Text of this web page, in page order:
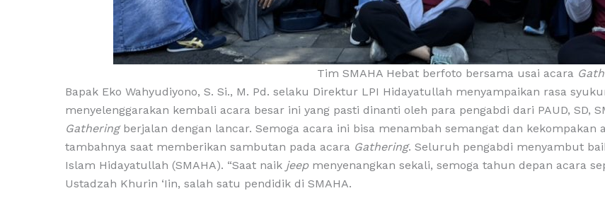
Tim SMAHA Hebat berfoto bersama usai acara
Bapak Eko Wahyudiyono, S. Si., M. Pd. selaku Direktur LPI Hidayatullah menyampaikan rasa
menyelenggarakan kembali acara besar ini yang pasti dinanti oleh para pengabdi dari PAUD, SD,
Gatheringberjalan dengan lancar. Semoga acara ini bisa menambah semangat dan kekompakan
tambahnya saat memberikan sambutan pada acara Gathering. Seluruh pengabdi menyambut
Islam Hidayatullah (SMAHA). “Saat naik jeepmenyenangkan sekali, semoga tahun depan acara
Ustadzah Khurin ‘Iin, salah satu pendidik di SMAHA.